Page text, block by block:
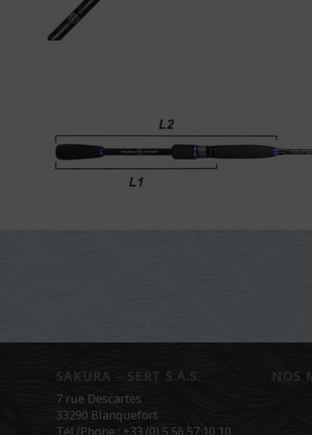
SAKURA – SERT S.A.S.
7 rue Descartes
33290 Blanquefort
Tél./Phone : +33 (0) 5 56 57 10 10
NOS